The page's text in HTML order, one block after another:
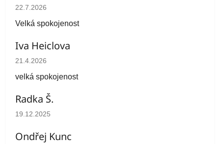
Hodnocení obchodu je 5 z 5 hvězdiček.
22.7.2026
Velká spokojenost
Iva Heiclova
Hodnocení obchodu je 5 z 5 hvězdiček.
21.4.2026
velká spokojenost
Radka Š.
Hodnocení obchodu je 5 z 5 hvězdiček.
19.12.2025
Ondřej Kunc